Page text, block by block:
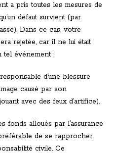
a pris toutes les mesures de
défaut survient (par
Dans ce cas, votre
rejetée, car il ne lui était
tel événement ;
d’une blessure
causé par son
avec des feux d’artifice).
alloués par l’assurance
de se rapprocher
civile. Ce